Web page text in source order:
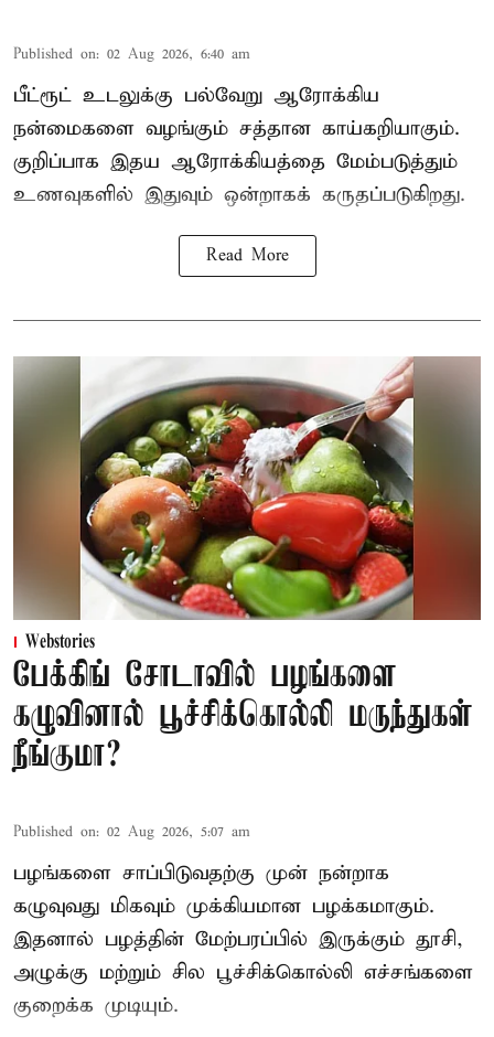
Published on: 02 Aug 2026, 6:40 am
பீட்ரூட் உடலுக்கு பல்வேறு ஆரோக்கிய
நன்மைகளை வழங்கும் சத்தான காய்கறியாகும்.
குறிப்பாக இதய ஆரோக்கியத்தை மேம்படுத்தும்
உணவுகளில் இதுவும் ஒன்றாகக் கருதப்படுகிறது.
Read More
Webstories
பேக்கிங் சோடாவில் பழங்களை
கழுவினால் பூச்சிக்கொல்லி மருந்துகள்
நீங்குமா?
Published on: 02 Aug 2026, 5:07 am
பழங்களை சாப்பிடுவதற்கு முன் நன்றாக
கழுவுவது மிகவும் முக்கியமான பழக்கமாகும்.
இதனால் பழத்தின் மேற்பரப்பில் இருக்கும் தூசி,
அழுக்கு மற்றும் சில பூச்சிக்கொல்லி எச்சங்களை
குறைக்க முடியும்.